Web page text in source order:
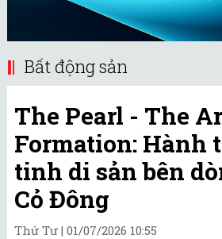
Bất động sản
The Pearl - The
Formation: Hành
tinh di sản bên
Cỏ Đông
Thứ Tư | 01/07/2026 10:55